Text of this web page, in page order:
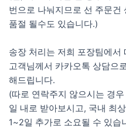
번으로 나눠지므로 선 주문건
품절 될수도 있습니다.)
송장 처리는 저희 포장팀에서
고객님께서 카카오톡 상담으
해드립니다.
(따로 연락주지 않으시는 경
일 내로 받아보시고, 국내 최
1~2일 추가로 소요될 수 있습